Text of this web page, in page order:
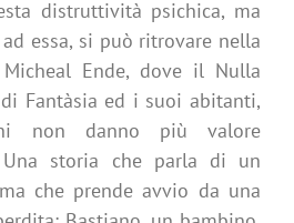
distruttività psichica, ma
essa, si può ritrovare nella
Ende, dove il Nulla
Fantàsia ed i suoi abitanti,
non danno più valore
Una storia che parla di un
che prende avvio da una